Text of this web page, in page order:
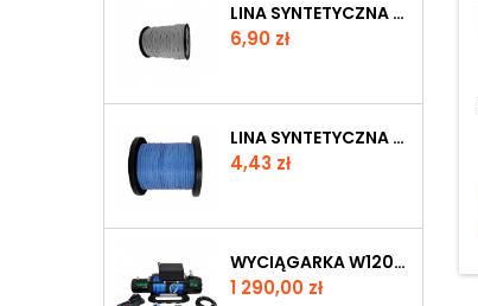
LINA SYNTETYCZNA 6 MM, SZARA, MBL 3.6T
Cena
6,90 zł
LINA SYNTETYCZNA 6 MM, NIEBIESKA, MBL 3.0 T
Cena
4,43 zł
WYCIĄGARKA W12000 Z LINĄ SYNTETYCZNĄ
Cena
1 290,00 zł